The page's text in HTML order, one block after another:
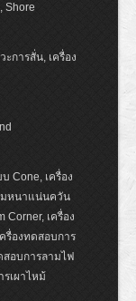
Shore
ะการสั่น, เครื่อง
Cone, เครื่อง
มหนาแน่นควัน
เครื่อง
รื่องทดสอบการ
อบการลามไฟ
เผาไหม้